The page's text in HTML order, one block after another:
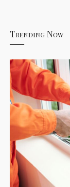
Trending Now